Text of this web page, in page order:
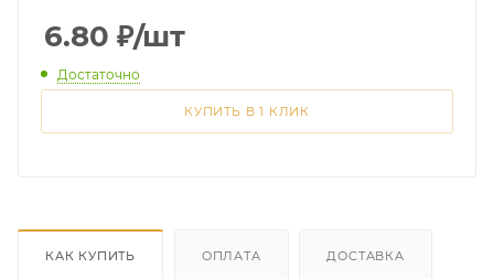
6.80 ₽/шт
Достаточно
КУПИТЬ В 1 КЛИК
КАК КУПИТЬ ОПЛАТА ДОСТАВКА